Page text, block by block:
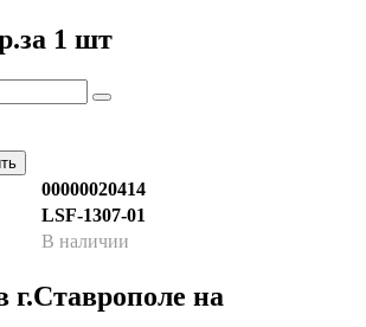
за 1 шт
00000020414
LSF-1307-01
В наличии
на